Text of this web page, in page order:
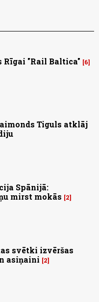
Rīgai "Rail Baltica" 6
Tiguls atklāj
Spānijā:
mirst mokās
2
svētki izvēršas
asiņaini
2